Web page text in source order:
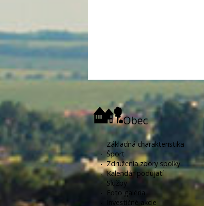
Obec
- Základná charakteristika
- Šport
-Združenia zbory spolky
-Kalendár podujatí
- Služby
- Foto galéria
-
Investičné akcie